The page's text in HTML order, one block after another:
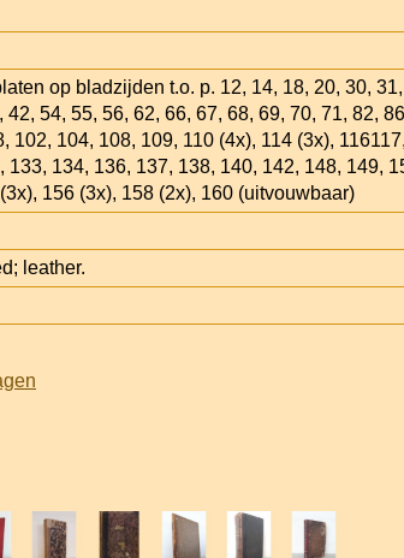
op bladzijden t.o. p. 12, 14, 18, 20, 30,
42, 54, 55, 56, 62, 66, 67, 68, 69, 70, 71, 82,
102, 104, 108, 109, 110 (4x), 114 (3x),
133, 134, 136, 137, 138, 140, 142, 148, 149,
156 (3x), 158 (2x), 160 (uitvouwbaar)
leather.